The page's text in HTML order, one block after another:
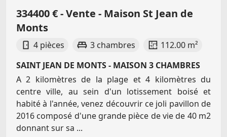
334400 € - Vente - Maison St Jean de
Monts
4 pièces 3 chambres
112.00 m²
SAINT JEAN DE MONTS - MAISON 3 CHAMBRES
A 2 kilomètres de la plage et 4 kilomètres du
centre ville, au sein d'un lotissement boisé et
habité à l'année, venez découvrir ce joli pavillon de
2016 composé d'une grande pièce de vie de 40 m2
donnant sur sa ...